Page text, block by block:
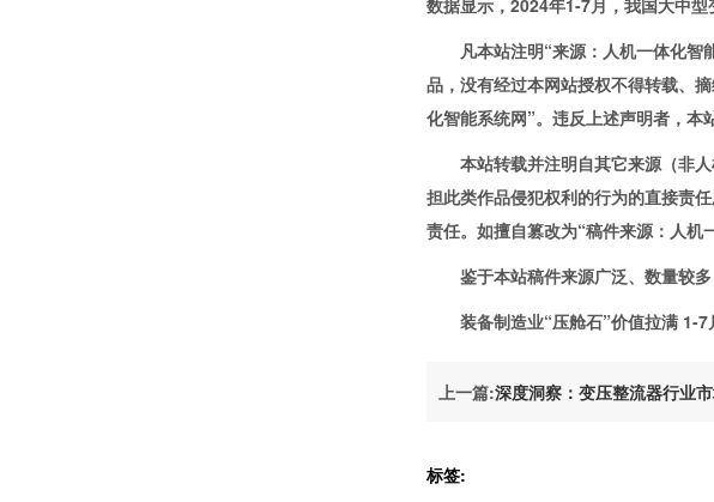
数据显示，2024年1-7月，我国大中型
凡本站注明“来源：人机一体化智
品，没有经过本网站授权不得转载、
化智能系统网”。违反上述声明者，本
本站转载并注明自其它来源（非人
担此类作品侵犯权利的行为的直接责
责任。如擅自篡改为“稿件来源：人机
鉴于本站稿件来源广泛、数量较多
装备制造业“压舱石”价值拉满 1-7
上一篇:深度洞察：变压整流器行业
标签: